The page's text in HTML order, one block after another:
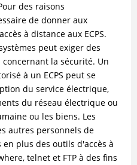
des raisons
de donner aux
à distance aux ECPS.
peut exiger des
la sécurité. Un
à un ECPS peut se
du service électrique,
du réseau électrique ou
ou les biens. Les
autres personnels de
plus des outils d'accès à
telnet et FTP à des fins